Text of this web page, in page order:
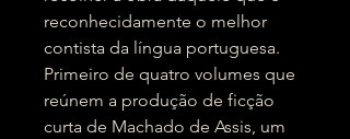
reconhecidamente o melhor
contista da língua portuguesa.
Primeiro de quatro volumes que
reúnem a produção de ficção
curta de Machado de Assis, um